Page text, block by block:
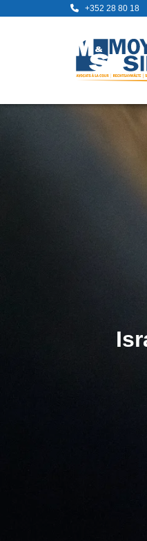
+352 28 80 18